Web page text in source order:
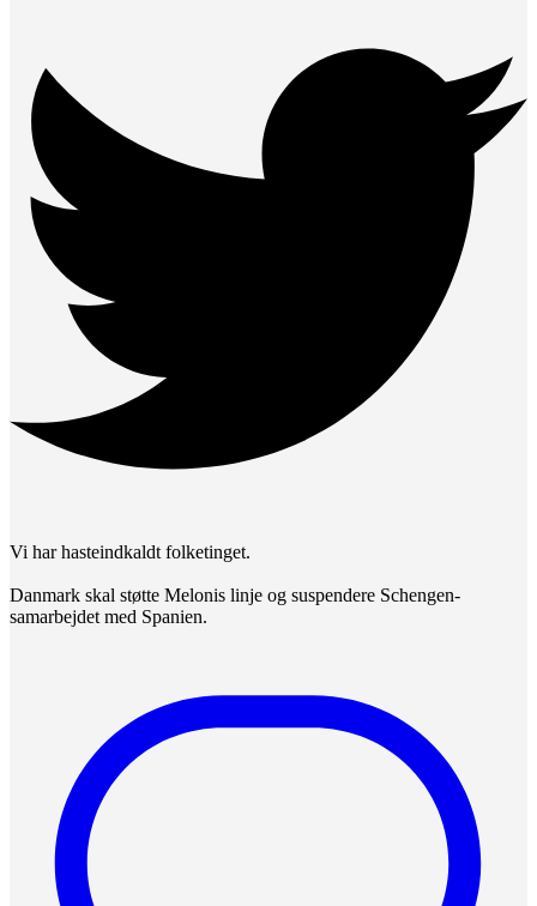
Vi har hasteindkaldt folketinget.
Danmark skal støtte Melonis linje og suspendere Schengen-
samarbejdet med Spanien.